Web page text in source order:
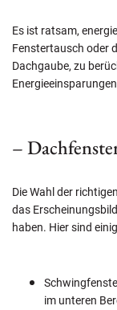
Es ist ratsam,
Fenstertausch oder
Dachgaube, zu
–
Die Wahl der
das
haben. Hier sind
im unteren